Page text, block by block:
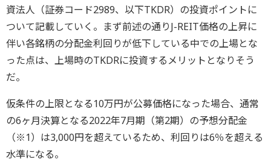
資法人（証券コード2989、以下TKDR）の投資ポイントに
ついて記載していく。まず前述の通りJ-REIT価格の上昇に
伴い各銘柄の分配金利回りが低下している中での上場とな
った点は、上場時のTKDRに投資するメリットとなりそう
だ。
仮条件の上限となる10万円が公募価格になった場合、通常
の6ヶ月決算となる2022年7月期（第2期）の予想分配金
（※1）は3,000円を超えているため、利回りは6％を超える
水準になる。